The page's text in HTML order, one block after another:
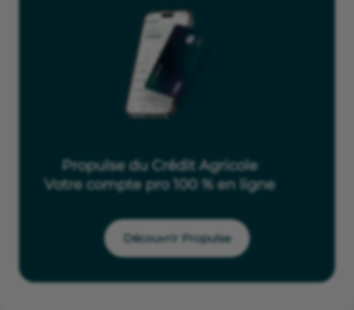
Propulse du Crédit Agricole
Votre compte pro 100 % en ligne
Découvrir Propulse